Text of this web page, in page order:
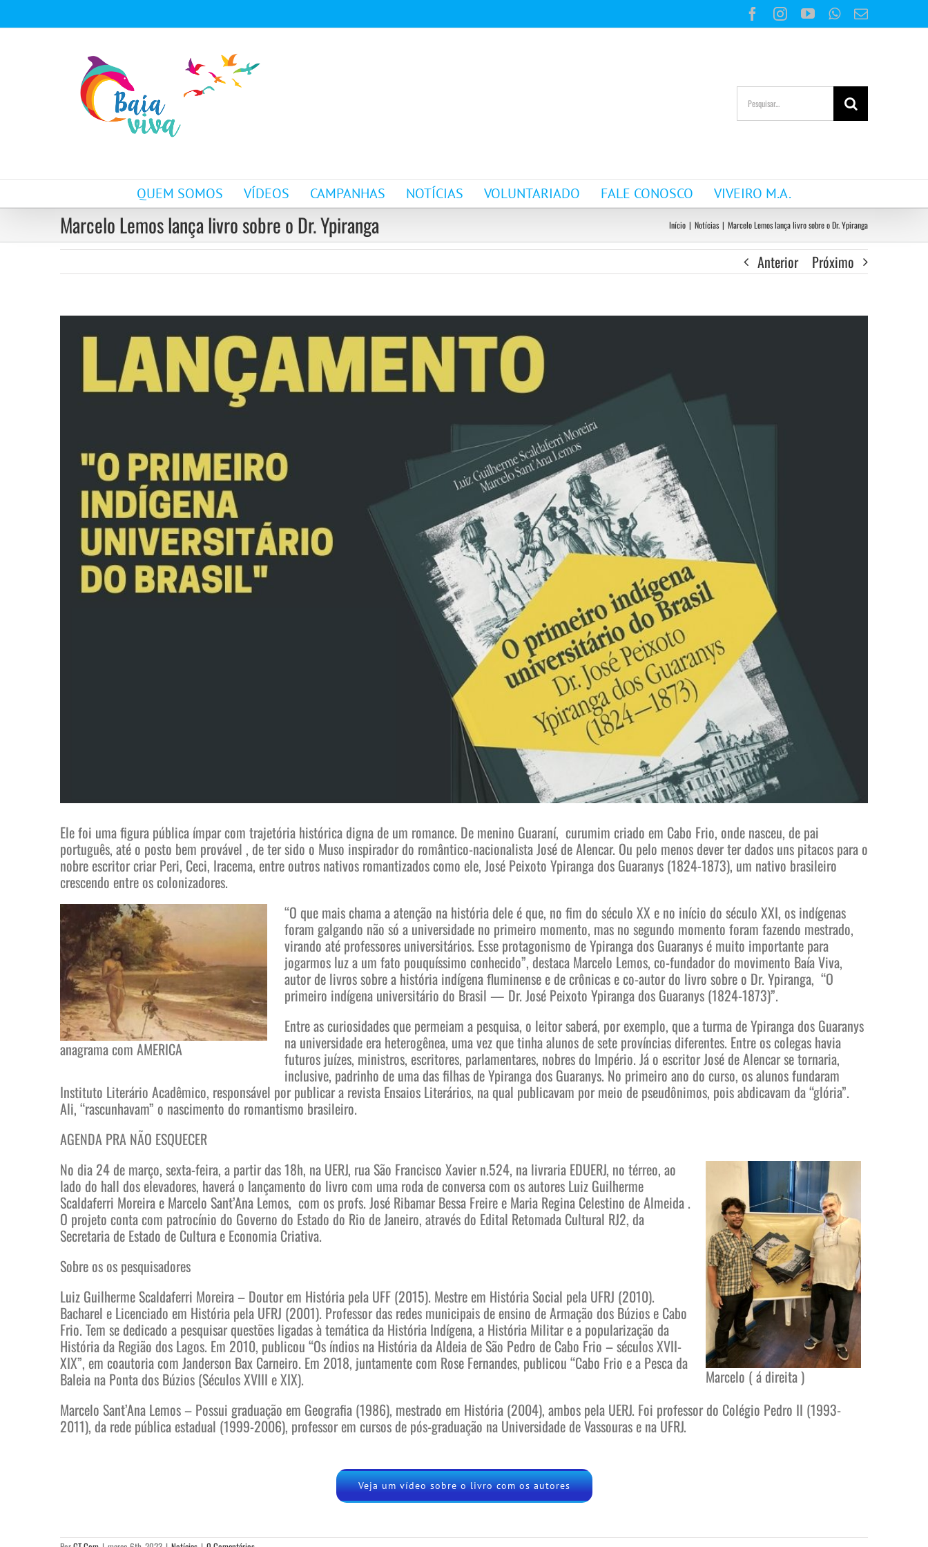
para
Facebook
Instagram
YouTubeWhatsApp
E-
mail
Buscar
resultados
para:
QUEM SOMOS VÍDEOS CAMPANHAS NOTÍCIAS VOLUNTARIADO FALE CONOSCO VIVEIRO M.A.
Marcelo Lemos lança livro sobre o Dr. Ypiranga Início | Notícias | Marcelo Lemos lança livro sobre o Dr. Ypiranga
Anterior Próximo
Larger
Ele foi uma figura pública ímpar com trajetória histórica digna de um romance. De menino Guaraní, curumim criado em Cabo Frio, onde nasceu, de pai
português, até o posto bem provável , de ter sido o Muso inspirador do romântico-nacionalista José de Alencar. Ou pelo menos dever ter dados uns pitacos para o
nobre escritor criar Peri, Ceci, Iracema, entre outros nativos romantizados como ele, José Peixoto Ypiranga dos Guaranys (1824-1873), um nativo brasileiro
crescendo entre os colonizadores.
anagrama com AMERICA
“O que mais chama a atenção na história dele é que, no fim do século XX e no início do século XXI, os indígenas
foram galgando não só a universidade no primeiro momento, mas no segundo momento foram fazendo mestrado,
virando até professores universitários. Esse protagonismo de Ypiranga dos Guaranys é muito importante para
jogarmos luz a um fato pouquíssimo conhecido”, destaca Marcelo Lemos, co-fundador do movimento Baía Viva,
autor de livros sobre a história indígena fluminense e de crônicas e co-autor do livro sobre o Dr. Ypiranga, “O
primeiro indígena universitário do Brasil — Dr. José Peixoto Ypiranga dos Guaranys (1824-1873)”.
Entre as curiosidades que permeiam a pesquisa, o leitor saberá, por exemplo, que a turma de Ypiranga dos Guaranys
na universidade era heterogênea, uma vez que tinha alunos de sete províncias diferentes. Entre os colegas havia
futuros juízes, ministros, escritores, parlamentares, nobres do Império. Já o escritor José de Alencar se tornaria,
inclusive, padrinho de uma das filhas de Ypiranga dos Guaranys. No primeiro ano do curso, os alunos fundaram
Instituto Literário Acadêmico, responsável por publicar a revista Ensaios Literários, na qual publicavam por meio de pseudônimos, pois abdicavam da “glória”.
Ali, “rascunhavam” o nascimento do romantismo brasileiro.
AGENDA PRA NÃO ESQUECER
Marcelo ( á direita )
No dia 24 de março, sexta-feira, a partir das 18h, na UERJ, rua São Francisco Xavier n.524, na livraria EDUERJ, no térreo, ao
lado do hall dos elevadores, haverá o lançamento do livro com uma roda de conversa com os autores Luiz Guilherme
Scaldaferri Moreira e Marcelo Sant’Ana Lemos, com os profs. José Ribamar Bessa Freire e Maria Regina Celestino de Almeida .
O projeto conta com patrocínio do Governo do Estado do Rio de Janeiro, através do Edital Retomada Cultural RJ2, da
Secretaria de Estado de Cultura e Economia Criativa.
Sobre os os pesquisadores
Luiz Guilherme Scaldaferri Moreira – Doutor em História pela UFF (2015). Mestre em História Social pela UFRJ (2010).
Bacharel e Licenciado em História pela UFRJ (2001). Professor das redes municipais de ensino de Armação dos Búzios e Cabo
Frio. Tem se dedicado a pesquisar questões ligadas à temática da História Indígena, a História Militar e a popularização da
História da Região dos Lagos. Em 2010, publicou “Os índios na História da Aldeia de São Pedro de Cabo Frio – séculos XVII-
XIX”, em coautoria com Janderson Bax Carneiro. Em 2018, juntamente com Rose Fernandes, publicou “Cabo Frio e a Pesca da
Baleia na Ponta dos Búzios (Séculos XVIII e XIX).
Marcelo Sant’Ana Lemos – Possui graduação em Geografia (1986), mestrado em História (2004), ambos pela UERJ. Foi professor do Colégio Pedro II (1993-
2011), da rede pública estadual (1999-2006), professor em cursos de pós-graduação na Universidade de Vassouras e na UFRJ.
Veja um vídeo sobre o livro com os autores